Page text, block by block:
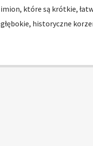
imion, które są krótkie,
głębokie, historyczne